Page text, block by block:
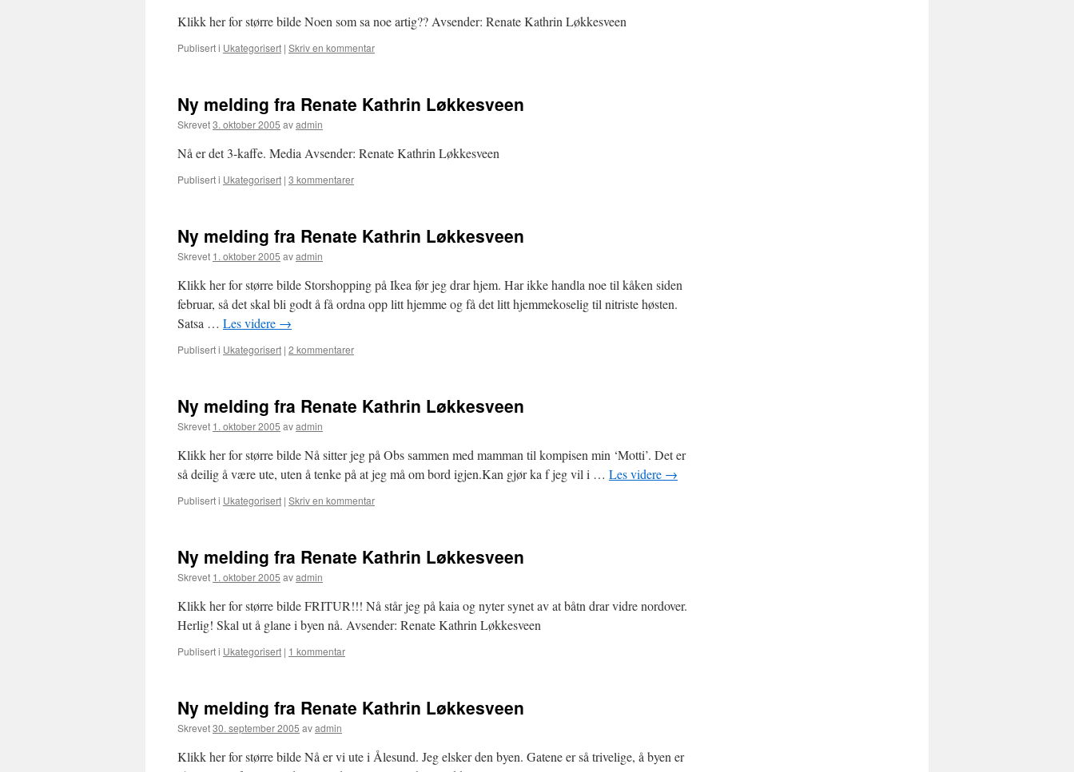
Klikk her for større bilde Noen som sa noe artig?? Avsender: Renate Kathrin Løkkesveen
Publisert i Ukategorisert | Skriv en kommentar
Ny melding fra Renate Kathrin Løkkesveen
Skrevet3. oktober 2005 avadmin
Nå er det 3-kaffe. Media Avsender: Renate Kathrin Løkkesveen
Publisert i Ukategorisert | 3 kommentarer
Ny melding fra Renate Kathrin Løkkesveen
Skrevet 1. oktober 2005 avadmin
Klikk her for større bilde Storshopping på Ikea før jeg drar hjem. Har ikke handla noe til kåken siden
februar, så det skal bli godt å få ordna opp litt hjemme og få det litt hjemmekoselig til nitriste høsten.
Satsa … Les videre →
Publisert i Ukategorisert | 2 kommentarer
Ny melding fra Renate Kathrin Løkkesveen
Skrevet 1. oktober 2005 avadmin
Klikk her for større bilde Nå sitter jeg på Obs sammen med mamman til kompisen min ‘Motti’. Det er
så deilig å være ute, uten å tenke på at jeg må om bord igjen.Kan gjør ka f jeg vil i … Les videre →
Publisert i Ukategorisert | Skriv en kommentar
Ny melding fra Renate Kathrin Løkkesveen
Skrevet 1. oktober 2005 avadmin
Klikk her for større bilde FRITUR!!! Nå står jeg på kaia og nyter synet av at båtn drar vidre nordover.
Herlig! Skal ut å glane i byen nå. Avsender: Renate Kathrin Løkkesveen
Publisert i Ukategorisert | 1 kommentar
Ny melding fra Renate Kathrin Løkkesveen
Skrevet30. september 2005 avadmin
Klikk her for større bilde Nå er vi ute i Ålesund. Jeg elsker den byen. Gatene er så trivelige, å byen er